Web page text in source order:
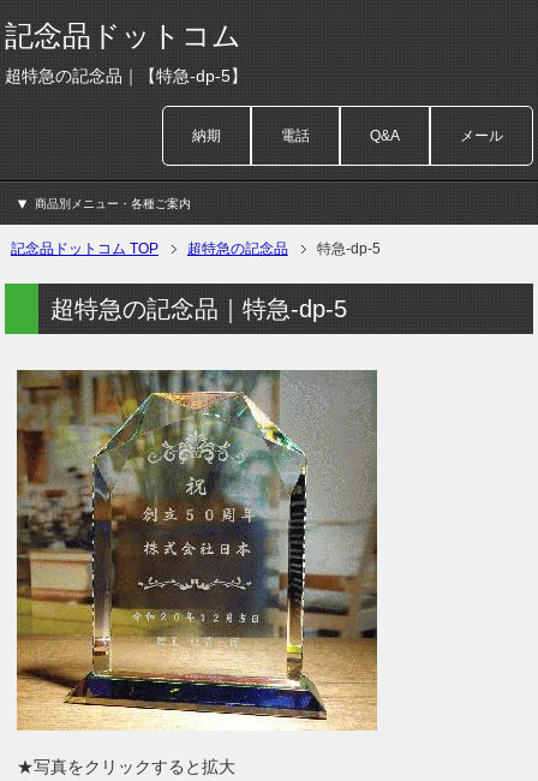
記念品ドットコム
超特急の記念品｜【特急-dp-5】
納期 電話 Q&A メール
商品別メニュー・各種ご案内
記念品ドットコム TOP 超特急の記念品 特急-dp-5
超特急の記念品｜特急-dp-5
★写真をクリックすると拡大